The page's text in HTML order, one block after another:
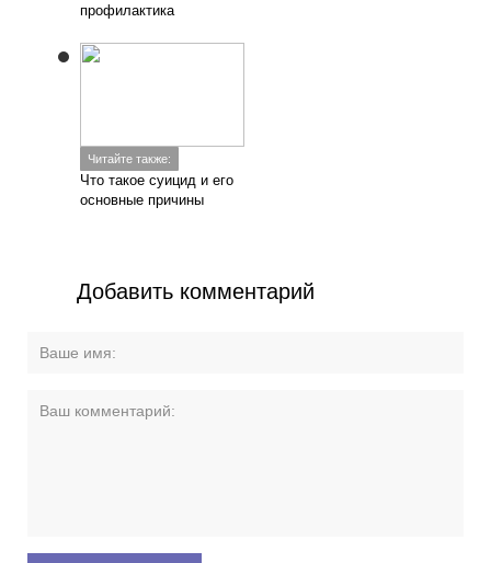
профилактика
Читайте также:
Что такое суицид и его
основные причины
Добавить комментарий